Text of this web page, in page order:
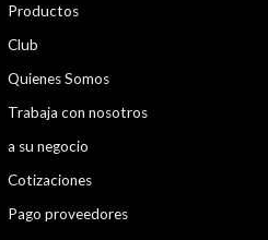
Productos
Club
Quienes Somos
Trabaja con nosotros
a su negocio
Cotizaciones
Pago proveedores